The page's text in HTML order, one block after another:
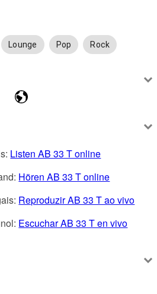
Lounge Pop Rock
Listen AB 33 T online
Hören AB 33 T online
Reproduzir AB 33 T ao vivo
Escuchar AB 33 T en vivo